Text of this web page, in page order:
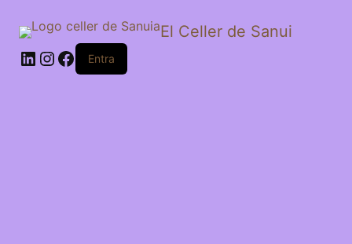
El Celler de Sanui
Entra